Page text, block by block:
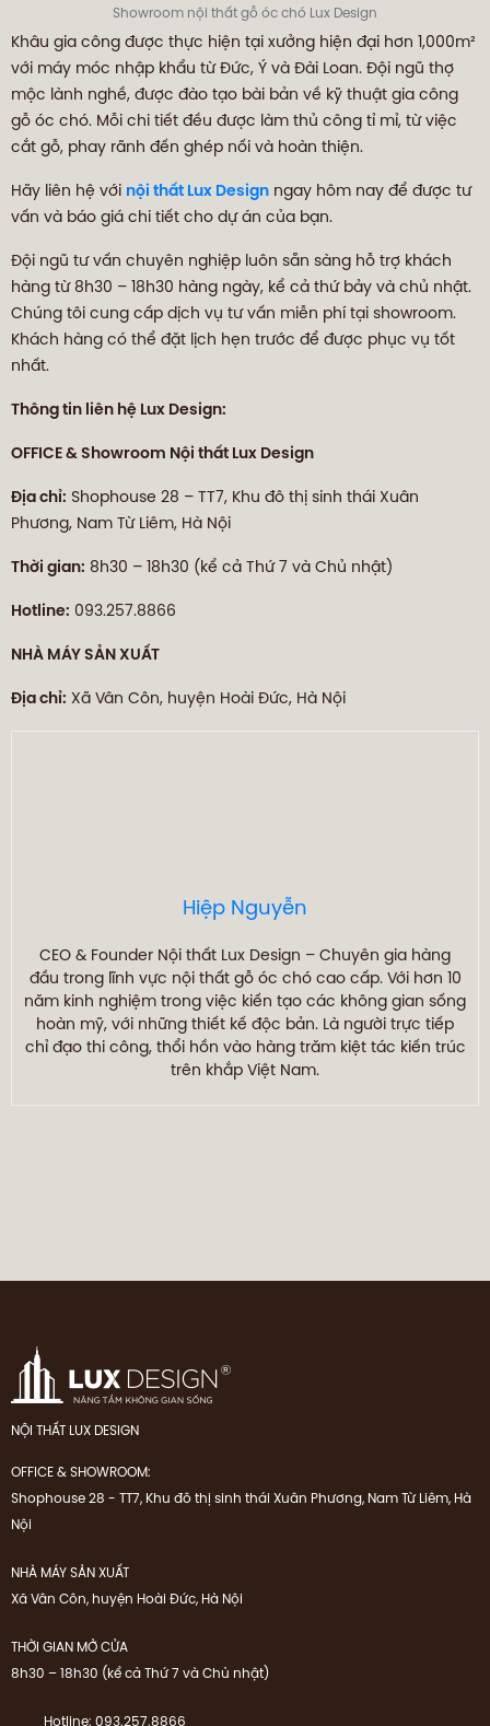
Showroom nội thất gỗ óc chó Lux Design
Khâu gia công được thực hiện tại xưởng hiện đại hơn 1,000m²
với máy móc nhập khẩu từ Đức, Ý và Đài Loan. Đội ngũ thợ
mộc lành nghề, được đào tạo bài bản về kỹ thuật gia công
gỗ óc chó. Mỗi chi tiết đều được làm thủ công tỉ mỉ, từ việc
cắt gỗ, phay rãnh đến ghép nối và hoàn thiện.
Hãy liên hệ với nội thất Lux Design ngay hôm nay để được tư
vấn và báo giá chi tiết cho dự án của bạn.
Đội ngũ tư vấn chuyên nghiệp luôn sẵn sàng hỗ trợ khách
hàng từ 8h30 – 18h30 hàng ngày, kể cả thứ bảy và chủ nhật.
Chúng tôi cung cấp dịch vụ tư vấn miễn phí tại showroom.
Khách hàng có thể đặt lịch hẹn trước để được phục vụ tốt
nhất.
Thông tin liên hệ Lux Design:
OFFICE & Showroom Nội thất Lux Design
Địa chỉ: Shophouse 28 – TT7, Khu đô thị sinh thái Xuân
Phương, Nam Từ Liêm, Hà Nội
Thời gian: 8h30 – 18h30 (kể cả Thứ 7 và Chủ nhật)
Hotline: 093.257.8866
NHÀ MÁY SẢN XUẤT
Địa chỉ: Xã Vân Côn, huyện Hoài Đức, Hà Nội
Hiệp Nguyễn
CEO & Founder Nội thất Lux Design – Chuyên gia hàng
đầu trong lĩnh vực nội thất gỗ óc chó cao cấp. Với hơn 10
năm kinh nghiệm trong việc kiến tạo các không gian sống
hoàn mỹ, với những thiết kế độc bản. Là người trực tiếp
chỉ đạo thi công, thổi hồn vào hàng trăm kiệt tác kiến trúc
trên khắp Việt Nam.
NỘI THẤT LUX DESIGN
OFFICE & SHOWROOM:
Shophouse 28 - TT7, Khu đô thị sinh thái Xuân Phương, Nam Từ Liêm, Hà
Nội
NHÀ MÁY SẢN XUẤT
Xã Vân Côn, huyện Hoài Đức, Hà Nội
THỜI GIAN MỞ CỬA
8h30 – 18h30 (kể cả Thứ 7 và Chủ nhật)
Hotline: 093.257.8866